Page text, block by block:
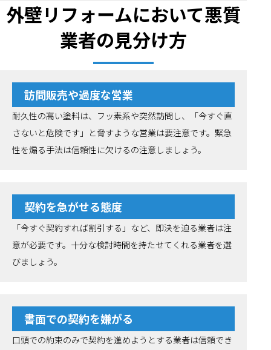
外壁リフォームにおいて悪質
業者の見分け方
訪問販売や過度な営業
耐久性の高い塗料は、フッ素系や突然訪問し、「今すぐ直
さないと危険です」と脅すような営業は要注意です。緊急
性を煽る手法は信頼性に欠けるの注意しましょう。
契約を急がせる態度
「今すぐ契約すれば割引する」など、即決を迫る業者は注
意が必要です。十分な検討時間を持たせてくれる業者を選
びましょう。
書面での契約を嫌がる
口頭での約束のみで契約を進めようとする業者は信頼でき